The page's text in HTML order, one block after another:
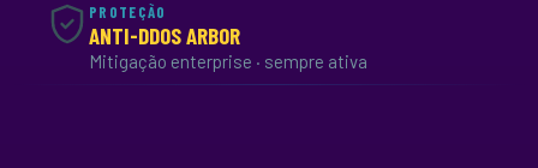
PROTEÇÃO
ANTI-DDOS ARBOR
Mitigação enterprise · sempre ativa